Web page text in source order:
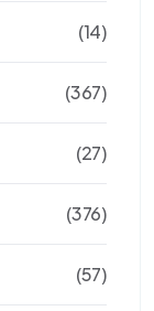
(14)
(367)
(27)
(376)
(57)